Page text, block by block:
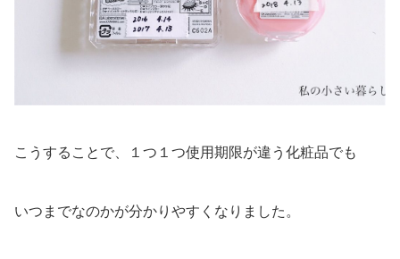
こうすることで、１つ１つ使用期限が違う化粧品でも
いつまでなのかが分かりやすくなりました。